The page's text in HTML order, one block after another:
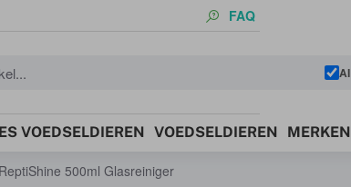
FAQ
AI
VOEDSELDIEREN VOEDSELDIEREN MERKEN
500ml Glasreiniger